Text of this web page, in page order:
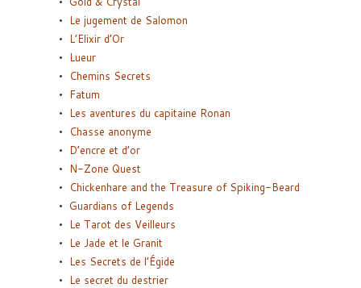
Le jugement de Salomon
L’Elixir d’Or
Lueur
Chemins Secrets
Fatum
Les aventures du capitaine Ronan
Chasse anonyme
D’encre et d’or
N-Zone Quest
Chickenhare and the Treasure of Spiking-Beard
Guardians of Legends
Le Tarot des Veilleurs
Le Jade et le Granit
Les Secrets de l’Égide
Le secret du destrier